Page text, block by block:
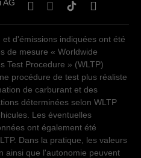
AG
d'émissions indiquées ont été
de mesure « Worldwide
Test Procedure » (WLTP)
procédure de test plus réaliste
de carburant et des
déterminées selon WLTP
Les éventuelles
ont également été
Dans la pratique, les valeurs
ainsi que l'autonomie peuvent